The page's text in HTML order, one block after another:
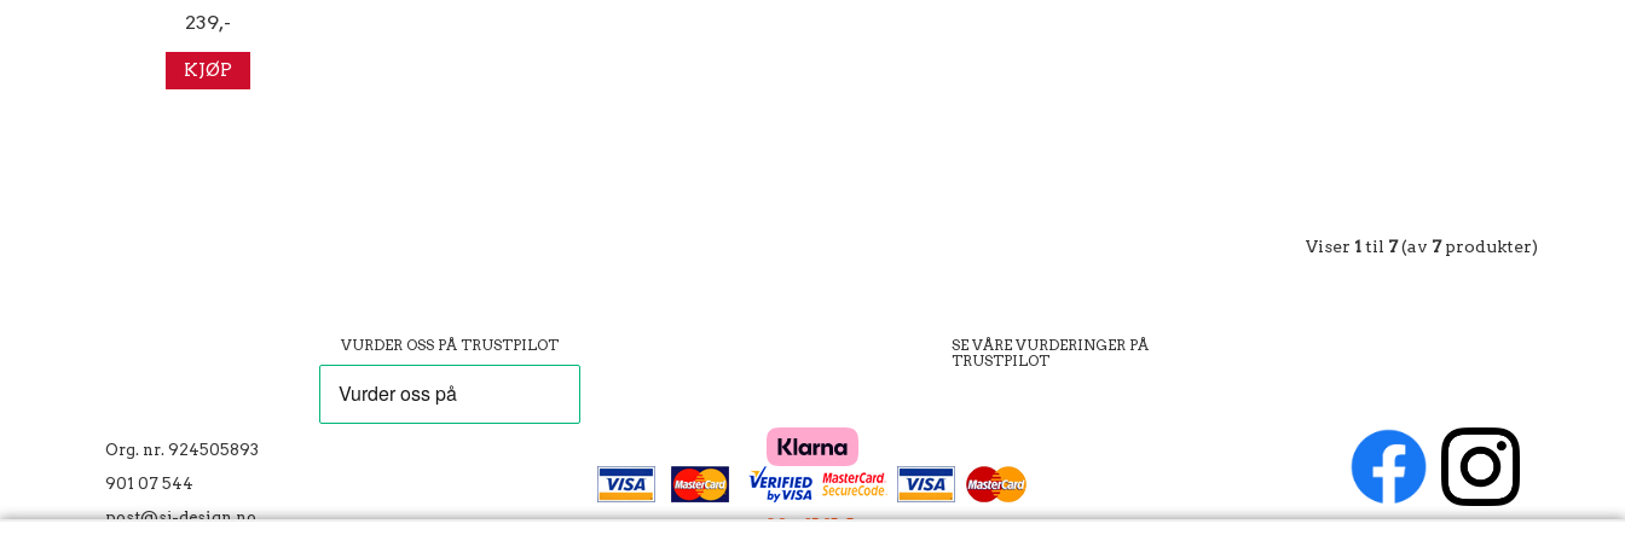
239,-
KJØP
Viser 1til 7(av 7produkter)
VURDER OSS PÅ TRUSTPILOT
SE VÅRE VURDERINGER PÅ
TRUSTPILOT
Org. nr. 924505893
901 07 544
post@sj-design.no